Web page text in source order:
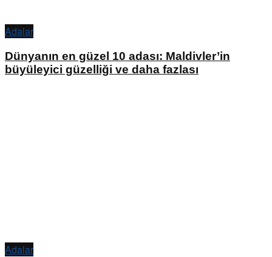
Adalar
Dünyanın en güzel 10 adası: Maldivler’in
büyüleyici güzelliği ve daha fazlası
Adalar